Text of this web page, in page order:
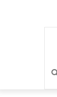
بحث